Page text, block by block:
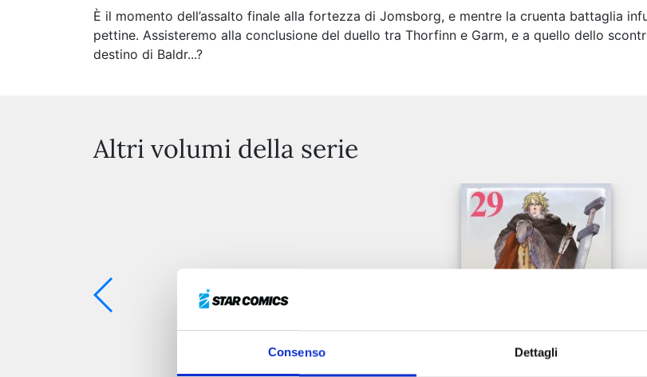
Consenso Dettagli
È il momento dell’assalto finale alla fortezza di Jomsborg, e mentre la cruenta battaglia
pettine. Assisteremo alla conclusione del duello tra Thorfinn e Garm, e a quello dello
destino di Baldr...?
Altri volumi della serie